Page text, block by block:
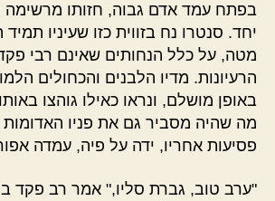
בפתח עמד אדם גבוה, חזותו מרשימה
יחד. סנטרו נח בזווית כזו שעיניו תמיד
מטה, על כלל הנחותים שאינם רבי
הרעיונות. מדיו הלבנים והכחולים
באופן מושלם, ונראו כאילו גוהצו
מה שהיה מסביר גם את פניו
פסיעות אחריו, ידה על פיה, עמדה
"ערב טוב, גברת סליו," אמר רב פקד